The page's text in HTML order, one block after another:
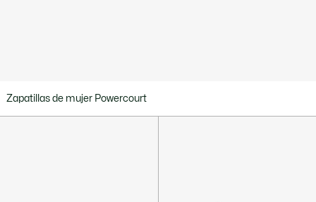
Zapatillas de mujer Powercourt